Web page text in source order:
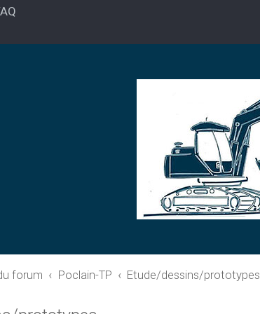
forum Poclain-TP Etude/dessins/prototypes